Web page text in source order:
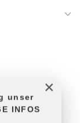
×
unser
INFOS